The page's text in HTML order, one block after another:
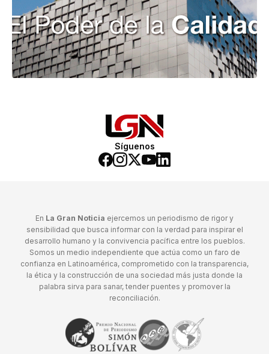
Síguenos
En La Gran Noticia ejercemos un periodismo de rigor y
sensibilidad que busca informar con la verdad para inspirar el
desarrollo humano y la convivencia pacífica entre los pueblos.
Somos un medio independiente que actúa como un faro de
confianza en Latinoamérica, comprometido con la transparencia,
la ética y la construcción de una sociedad más justa donde la
palabra sirva para sanar, tender puentes y promover la
reconciliación.